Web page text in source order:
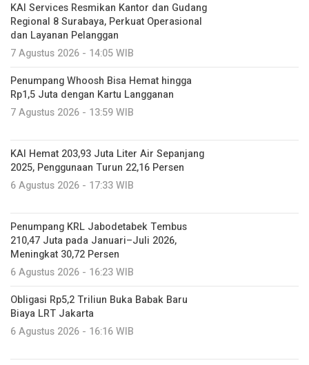
KAI Services Resmikan Kantor dan Gudang
Regional 8 Surabaya, Perkuat Operasional
dan Layanan Pelanggan
7 Agustus 2026 - 14:05 WIB
Penumpang Whoosh Bisa Hemat hingga
Rp1,5 Juta dengan Kartu Langganan
7 Agustus 2026 - 13:59 WIB
KAI Hemat 203,93 Juta Liter Air Sepanjang
2025, Penggunaan Turun 22,16 Persen
6 Agustus 2026 - 17:33 WIB
Penumpang KRL Jabodetabek Tembus
210,47 Juta pada Januari–Juli 2026,
Meningkat 30,72 Persen
6 Agustus 2026 - 16:23 WIB
Obligasi Rp5,2 Triliun Buka Babak Baru
Biaya LRT Jakarta
6 Agustus 2026 - 16:16 WIB